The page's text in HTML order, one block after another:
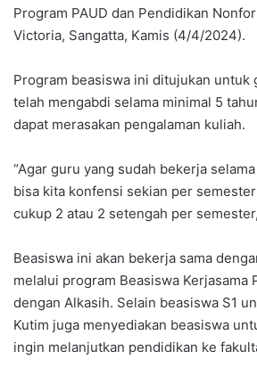
Program PAUD dan Pendidikan
Victoria, Sangatta, Kamis (4/4/2024).
Program beasiswa ini ditujukan untuk
telah mengabdi selama minimal 5
dapat merasakan pengalaman kuliah.
“Agar guru yang sudah bekerja
bisa kita konfensi sekian per
cukup 2 atau 2 setengah per
Beasiswa ini akan bekerja sama
melalui program Beasiswa Kerjasama
dengan Alkasih. Selain beasiswa S1
Kutim juga menyediakan beasiswa
ingin melanjutkan pendidikan ke